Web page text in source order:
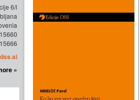
6/l
»